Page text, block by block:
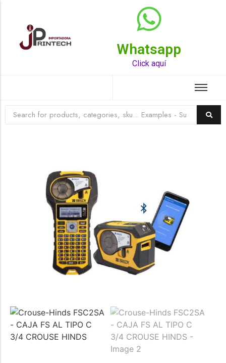
Whatsapp
Click aquí
Top Rated Product
☆☆☆☆☆
Raychem HVT-Z-253/353-G – PUNTA
TERMINAL UNIP INT 35KV 2/0-350 MCM